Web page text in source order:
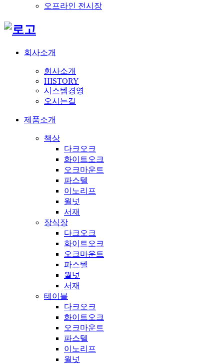
오프라인 전시장
회사소개
회사소개
HISTORY
시스템경영
오시는길
제품소개
책상
다크오크
화이트오크
오크마운트
파스텔
이노리프
월넛
서재
장식장
다크오크
화이트오크
오크마운트
파스텔
월넛
서재
테이블
다크오크
화이트오크
오크마운트
파스텔
이노리프
월넛